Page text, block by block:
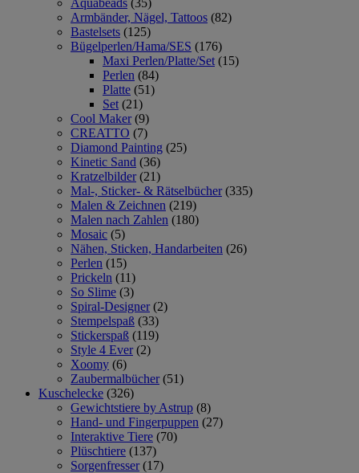
Aquabeads (35)
Armbänder, Nägel, Tattoos (82)
Bastelsets (125)
Bügelperlen/Hama/SES (176)
Maxi Perlen/Platte/Set (15)
Perlen (84)
Platte (51)
Set (21)
Cool Maker (9)
CREATTO (7)
Diamond Painting (25)
Kinetic Sand (36)
Kratzelbilder (21)
Mal-, Sticker- & Rätselbücher (335)
Malen & Zeichnen (219)
Malen nach Zahlen (180)
Mosaic (5)
Nähen, Sticken, Handarbeiten (26)
Perlen (15)
Prickeln (11)
So Slime (3)
Spiral-Designer (2)
Stempelspaß (33)
Stickerspaß (119)
Style 4 Ever (2)
Xoomy (6)
Zaubermalbücher (51)
Kuschelecke (326)
Gewichtstiere by Astrup (8)
Hand- und Fingerpuppen (27)
Interaktive Tiere (70)
Plüschtiere (137)
Sorgenfresser (17)